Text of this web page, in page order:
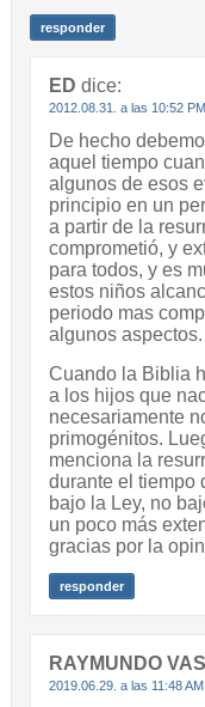
responder
ED dice:
2012.08.31. a las 10:52 PM
De hecho
aquel tiempo
algunos de esos
principio en un
a partir de la
comprometió, y
para todos, y es
estos niños
periodo mas
algunos aspectos.
Cuando la Biblia
a los hijos que
necesariamente
primogénitos.
menciona la
durante el tiempo
bajo la Ley, no
un poco más
gracias por la
responder
RAYMUNDO
2019.06.29. a las 11:48 AM